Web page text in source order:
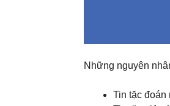
Những nguyên
Tin tặc đoán